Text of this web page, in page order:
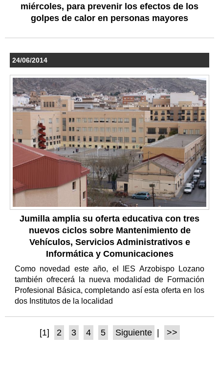
miércoles, para prevenir los efectos de los
golpes de calor en personas mayores
24/06/2014
Jumilla amplia su oferta educativa con tres
nuevos ciclos sobre Mantenimiento de
Vehículos, Servicios Administrativos e
Informática y Comunicaciones
Como novedad este año, el IES Arzobispo Lozano
también ofrecerá la nueva modalidad de Formación
Profesional Básica, completando así esta oferta en los
dos Institutos de la localidad
[1] 2 3 4 5 Siguiente | >>